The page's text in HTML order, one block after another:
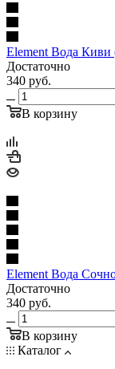
Element Вода
Достаточно
340 руб.
В корзину
Element Вода
Достаточно
340 руб.
В корзину
Каталог